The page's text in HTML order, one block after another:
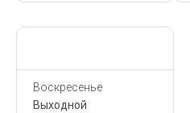
Воскресенье
Выходной